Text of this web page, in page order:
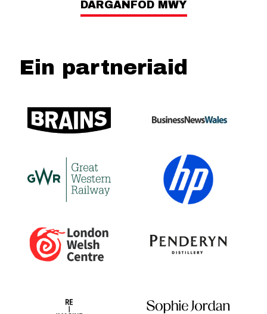
DARGANFOD MWY
Ein partneriaid